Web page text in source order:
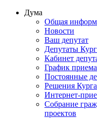
Дума
Общая
Новости
Ваш депутат
Депутаты
Кабинет
График
Постоянные
Решения
Интернет-
Собрание
проектов